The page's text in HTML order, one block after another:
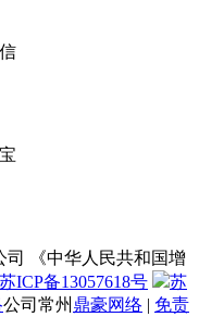
《中华人民共和国增
苏ICP备13057618号
苏
公司常州 鼎豪网络 | 免责